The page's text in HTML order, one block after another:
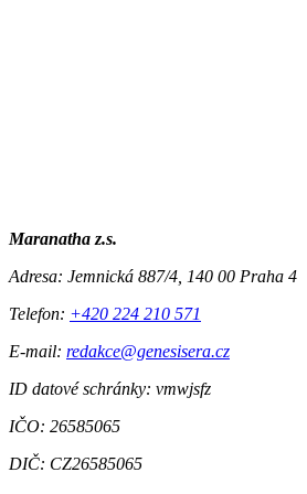
Maranatha z.s.
Adresa: Jemnická 887/4, 140 00 Praha 4
Telefon: +420 224 210 571
E-mail: redakce@genesisera.cz
ID datové schránky: vmwjsfz
IČO: 26585065
DIČ: CZ26585065